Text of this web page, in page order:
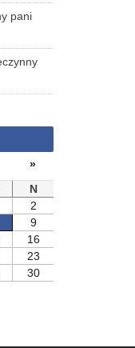
pani
»
N
2
9
16
23
30